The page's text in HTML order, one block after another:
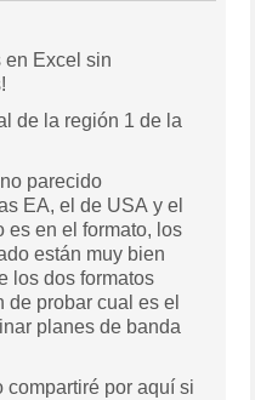
en Excel sin
de la región 1 de la
parecido
EA, el de USA y el
es en el formato, los
están muy bien
los dos formatos
de probar cual es el
planes de banda
compartiré por aquí si